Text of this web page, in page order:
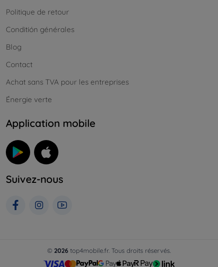
Politique de retour
Conditión générales
Blog
Contact
Achat sans TVA pour les entreprises
Énergie verte
Application mobile
Suivez-nous
© 2026 top4mobile.fr. Tous droits réservés.